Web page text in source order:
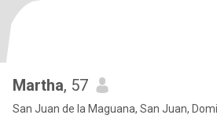
Martha, 57
San Juan de la Maguana, San Juan,